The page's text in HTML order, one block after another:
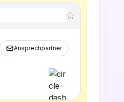
Ansprechpartner